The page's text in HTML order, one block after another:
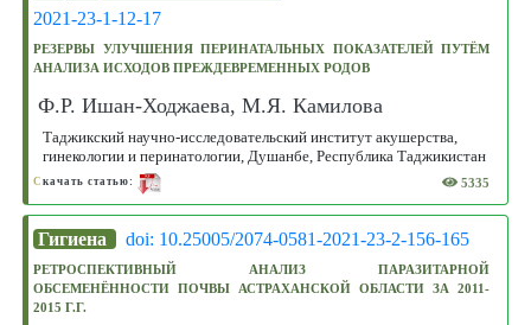
2021-23-1-12-17
РЕЗЕРВЫ УЛУЧШЕНИЯ ПЕРИНАТАЛЬНЫХ ПОКАЗАТЕЛЕЙ ПУТЁМ
АНАЛИЗА ИСХОДОВ ПРЕЖДЕВРЕМЕННЫХ РОДОВ
Ф.Р. Ишан-Ходжаева, М.Я. Камилова
Таджикский научно-исследовательский институт акушерства,
гинекологии и перинатологии, Душанбе, Республика Таджикистан
С качать статью: 5335
Гигиена doi: 10.25005/2074-0581-2021-23-2-156-165
РЕТРОСПЕКТИВНЫЙ АНАЛИЗ ПАРАЗИТАРНОЙ
ОБСЕМЕНЁННОСТИ ПОЧВЫ АСТРАХАНСКОЙ ОБЛАСТИ ЗА 2011-
2015 Г.Г.